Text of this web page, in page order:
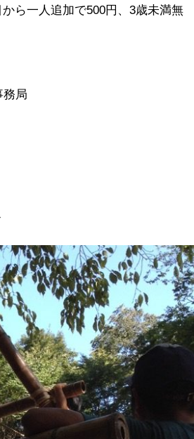
ら一人追加で500円、3歳未満無
務局